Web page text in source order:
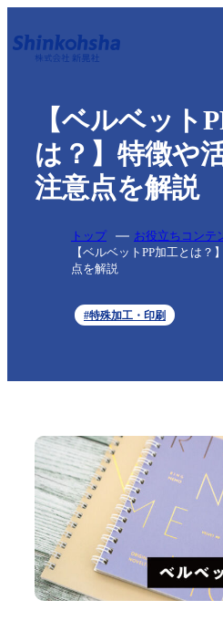
【ベルベット
は？】特徴や
注意点を解説
トップ
お役立ちコンテ
【ベルベットPP加工とは
点を解説
#特殊加工・印刷